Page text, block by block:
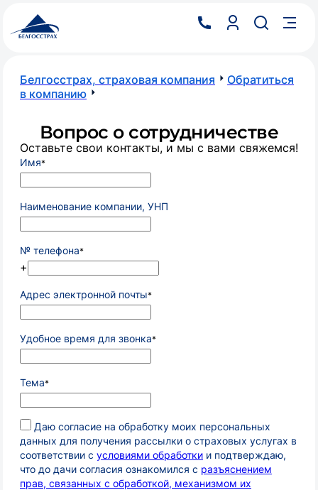
Белгосстрах, страховая компания
Обратиться
в компанию
Вопрос о сотрудничестве
Оставьте свои контакты, и мы с вами свяжемся!
Имя*
Наименование компании, УНП
№ телефона*
+
Адрес электронной почты*
Удобное время для звонка*
Тема*
Даю согласие на обработку моих персональных
данных для получения рассылки о страховых услугах в
соответствии с условиями обработки и подтверждаю,
что до дачи согласия ознакомился с разъяснением
прав, связанных с обработкой, механизмом их